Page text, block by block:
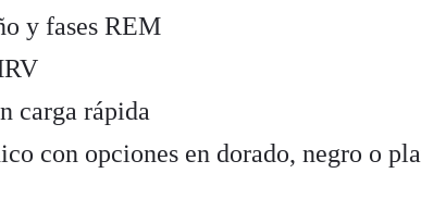
y fases REM
carga rápida
con opciones en dorado, negro o